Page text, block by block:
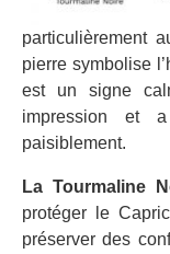
particulièrement
pierre symbolise
est un signe
impression et
paisiblement.
La Tourmaline
protéger le
préserver des